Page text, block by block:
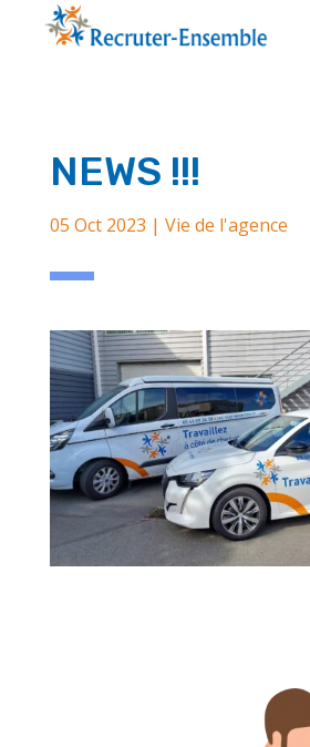
NEWS !!!
05 Oct 2023 | Vie de l'agence